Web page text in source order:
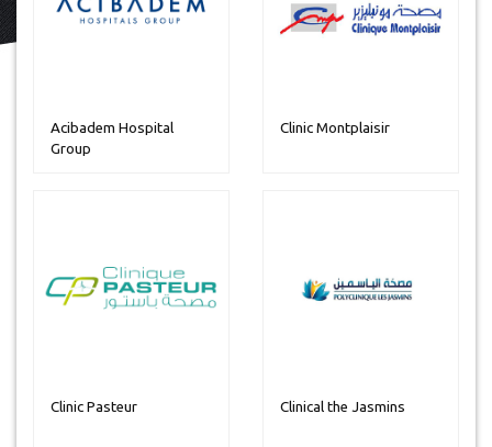
Acibadem Hospital
Group
Clinic Montplaisir
Clinic Pasteur Clinical the Jasmins